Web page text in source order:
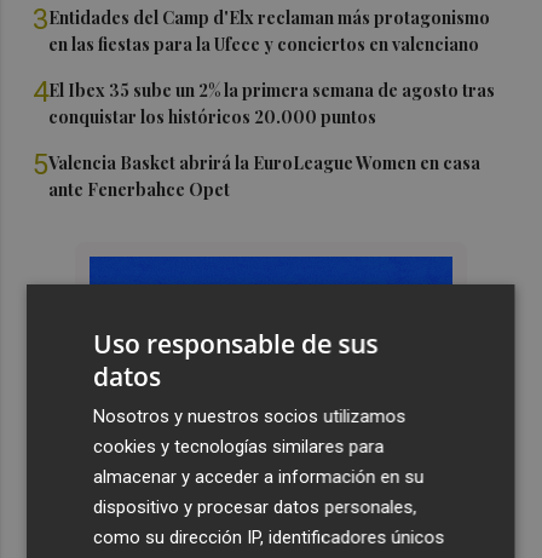
3Entidades del Camp d'Elx reclaman más protagonismo
en las fiestas para la Ufece y conciertos en valenciano
4El Ibex 35 sube un 2% la primera semana de agosto tras
conquistar los históricos 20.000 puntos
5Valencia Basket abrirá la EuroLeague Women en casa
ante Fenerbahce Opet
Uso responsable de sus
datos
Nosotros y nuestros socios utilizamos
cookies y tecnologías similares para
almacenar y acceder a información en su
dispositivo y procesar datos personales,
como su dirección IP, identificadores únicos